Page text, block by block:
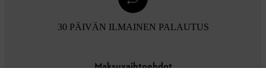
30 PÄIVÄN ILMAINEN PALAUTUS
Maksuvaihtoehdot